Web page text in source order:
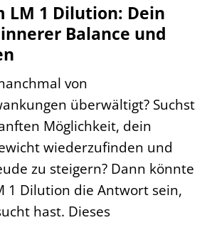
LM 1 Dilution: Dein
Balance und
von
überwältigt? Suchst
Möglichkeit, dein
wiederzufinden und
zu steigern? Dann könnte
1 Dilution die Antwort sein,
hast. Dieses